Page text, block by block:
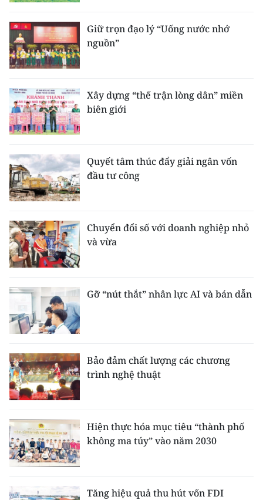
Giữ trọn đạo lý “Uống nước nhớ
nguồn”
Xây dựng “thế trận lòng dân” miền
biên giới
Quyết tâm thúc đẩy giải ngân vốn
đầu tư công
Chuyển đổi số với doanh nghiệp nhỏ
và vừa
Gỡ “nút thắt” nhân lực AI và bán dẫn
Bảo đảm chất lượng các chương
trình nghệ thuật
Hiện thực hóa mục tiêu “thành phố
không ma túy” vào năm 2030
Tăng hiệu quả thu hút vốn FDI